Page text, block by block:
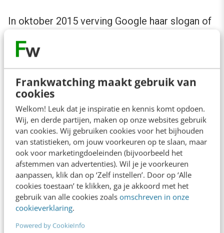
Frankwatching maakt gebruik van
cookies
Welkom! Leuk dat je inspiratie en kennis komt opdoen.
Wij, en derde partijen, maken op onze websites gebruik
van cookies. Wij gebruiken cookies voor het bijhouden
van statistieken, om jouw voorkeuren op te slaan, maar
ook voor marketingdoeleinden (bijvoorbeeld het
afstemmen van advertenties). Wil je je voorkeuren
aanpassen, klik dan op ‘Zelf instellen’. Door op ‘Alle
cookies toestaan’ te klikken, ga je akkoord met het
gebruik van alle cookies zoals omschreven in onze
cookieverklaring.
Powered by CookieInfo
In oktober 2015 verving Google haar slogan of
thing. Maar veel opiniemakers opperden
slogan al dood en begraven was op 24 januari
2012: de dag dat Google aankondigde de data
van haar gebruikers over alle platformen heen
te gaan combineren. Dat stelde het bedrijf in
staat om wel een overschakelprijs te creëren.
Of om het met een duur woord te zeggen: een
lock-in effect. Alle diensten van Google zijn op
een bepaald niveau verbonden met het zoek-
en surfgedrag van de gebruiker. Wie een
Android-toestel gebruikt, alle bestanden
opslaat op Drive en Photos en jarenlang Gmail